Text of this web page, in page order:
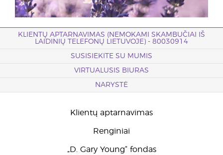
KLIENTŲ APTARNAVIMAS (NEMOKAMI SKAMBUČIAI IŠ
LAIDINIŲ TELEFONŲ LIETUVOJE) - 80030914
SUSISIEKITE SU MUMIS
VIRTUALUSIS BIURAS
NARYSTĖ
Klientų aptarnavimas
Renginiai
„D. Gary Young“ fondas